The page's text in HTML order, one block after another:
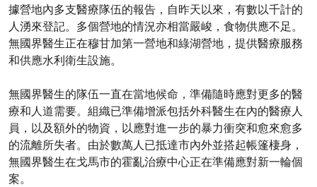
據營地內多支醫療隊伍的報告，自昨天以來，有數以千計的
人湧來登記。多個營地的情況亦相當嚴峻，食物供應不足。
無國界醫生正在穆甘加第一營地和綠湖營地，提供醫療服務
和供應水利衛生設施。
無國界醫生的隊伍一直在當地候命，準備隨時應對更多的醫
療和人道需要。組織已準備增派包括外科醫生在內的醫療人
員，以及額外的物資，以應對進一步的暴力衝突和愈來愈多
的流離所失者。由於數萬人已抵達市內外並搭起帳篷棲身，
無國界醫生在戈馬市的霍亂治療中心正在準備應對新一輪個
案。